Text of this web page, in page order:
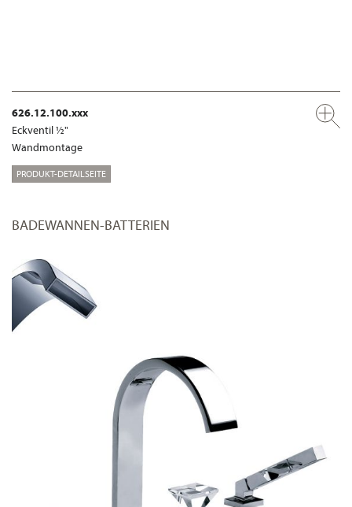
626.12.100.xxx
Eckventil ½"
Wandmontage
PRODUKT-DETAILSEITE
BADEWANNEN-BATTERIEN